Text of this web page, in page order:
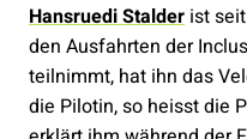
Hansruedi Stalder ist
den Ausfahrten der
teilnimmt, hat ihn das
die Pilotin, so heisst die